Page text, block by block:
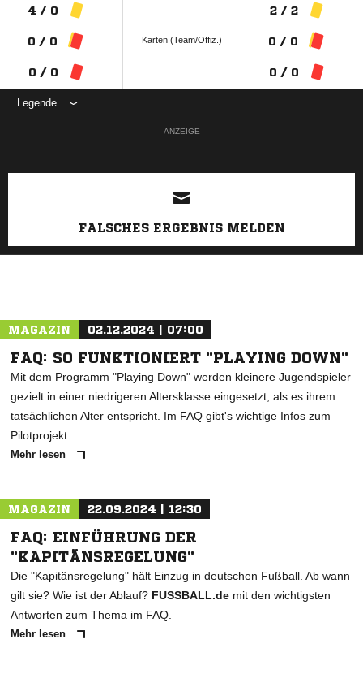
4 / 0
0 / 0
0 / 0
Karten (Team/Offiz.)
2 / 2
0 / 0
0 / 0
Legende
ANZEIGE
FALSCHES ERGEBNIS MELDEN
MAGAZIN 02.12.2024 | 07:00
FAQ: SO FUNKTIONIERT "PLAYING DOWN"
Mit dem Programm "Playing Down" werden kleinere Jugendspieler
gezielt in einer niedrigeren Altersklasse eingesetzt, als es ihrem
tatsächlichen Alter entspricht. Im FAQ gibt's wichtige Infos zum
Pilotprojekt.
Mehr lesen
MAGAZIN 22.09.2024 | 12:30
FAQ: EINFÜHRUNG DER
"KAPITÄNSREGELUNG"
Die "Kapitänsregelung" hält Einzug in deutschen Fußball. Ab wann
gilt sie? Wie ist der Ablauf? FUSSBALL.de mit den wichtigsten
Antworten zum Thema im FAQ.
Mehr lesen